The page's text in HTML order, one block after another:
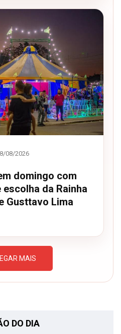
08/2026
domingo com
da Rainha
Gusttavo Lima
MAIS
DO DIA